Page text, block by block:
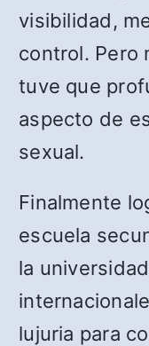
visibilidad,
control. Pero
tuve que
aspecto de
sexual.
Finalmente
escuela
la
lujuria para